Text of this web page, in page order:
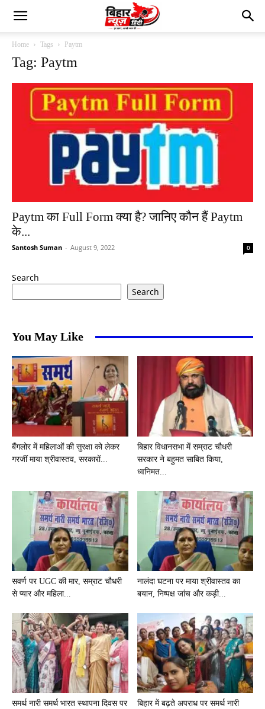
Home Tags Paytm
Tag: Paytm
Paytm का Full Form क्या है? जानिए कौन हैं Paytm
के...
Santosh Suman - August 9, 2022 0
Search
Search
You May Like
बैंगलोर में महिलाओं की सुरक्षा को लेकर
गरजीं माया श्रीवास्तव, सरकारों...
बिहार विधानसभा में सम्राट चौधरी
सरकार ने बहुमत साबित किया,
ध्वनिमत...
सवर्ण पर UGC की मार, सम्राट चौधरी
से प्यार और महिला...
नालंदा घटना पर माया श्रीवास्तव का
बयान, निष्पक्ष जांच और कड़ी...
समर्थ नारी समर्थ भारत स्थापना दिवस पर
बिहार में बढ़ते अपराध पर समर्थ नारी